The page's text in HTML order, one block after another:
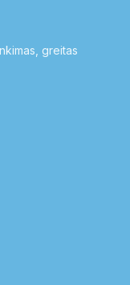
greitas